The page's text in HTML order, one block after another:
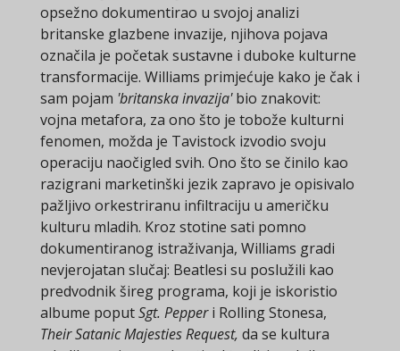
opsežno dokumentirao u svojoj analizi
britanske glazbene invazije, njihova pojava
označila je početak sustavne i duboke kulturne
transformacije. Williams primjećuje kako je čak i
sam pojam 'britanska invazija'bio znakovit:
vojna metafora, za ono što je tobože kulturni
fenomen, možda je Tavistock izvodio svoju
operaciju naočigled svih. Ono što se činilo kao
razigrani marketinški jezik zapravo je opisivalo
pažljivo orkestriranu infiltraciju u američku
kulturu mladih. Kroz stotine sati pomno
dokumentiranog istraživanja, Williams gradi
nevjerojatan slučaj: Beatlesi su poslužili kao
predvodnik šireg programa, koji je iskoristio
albume poputSgt. Pepperi Rolling Stonesa,
Their Satanic Majesties Request, da se kultura